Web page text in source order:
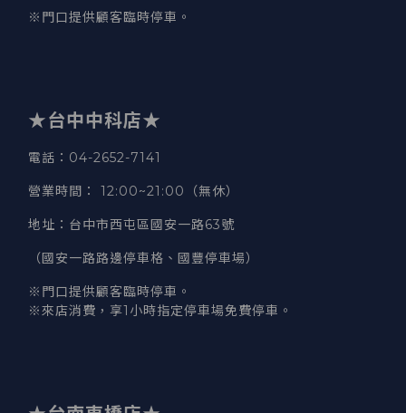
※門口提供顧客臨時停車。
★台中中科店★
電話 ：04-2652-7141
營業時間 ： 12:00~21:00（無休）
地址 ：台中市西屯區國安一路63號
（國安一路路邊停車格、國豐停車場）
※門口提供顧客臨時停車。
※來店消費，享1小時指定停車場免費停車。